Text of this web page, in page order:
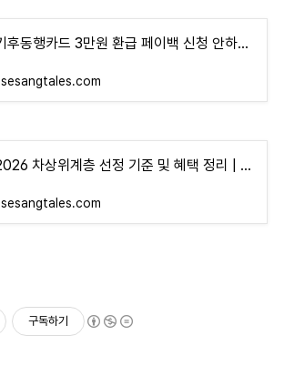
기후동행카드 3만원 환급 페이백 신청 안하면 0원? 방법 확인
2026 차상위계층 선정 기준 및 혜택 정리 | 중위소득 50% 확인법
구독하기